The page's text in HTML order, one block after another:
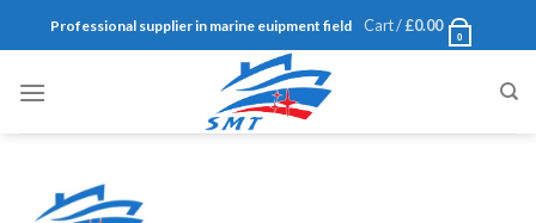
Professional supplier in marine euipment field Cart /£0.00
0